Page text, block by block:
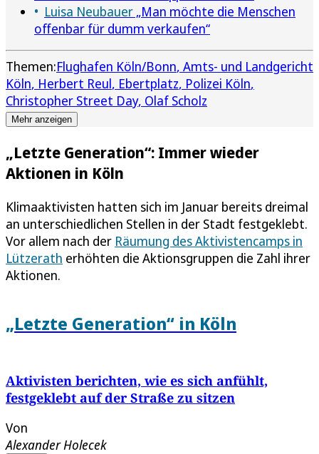
Luisa Neubauer „Man möchte die Menschen
offenbar für dumm verkaufen“
Themen:Flughafen Köln/Bonn Amts- und Landgericht
Köln Herbert Reul Ebertplatz Polizei Köln
Christopher Street Day Olaf Scholz
Mehr anzeigen
„Letzte Generation“: Immer wieder
Aktionen in Köln
Klimaaktivisten hatten sich im Januar bereits dreimal
an unterschiedlichen Stellen in der Stadt festgeklebt.
Vor allem nach der Räumung des Aktivistencamps in
Lützerath erhöhten die Aktionsgruppen die Zahl ihrer
Aktionen.
„Letzte Generation“ in Köln
Aktivisten berichten, wie es sich anfühlt,
festgeklebt auf der Straße zu sitzen
Von
Alexander Holecek